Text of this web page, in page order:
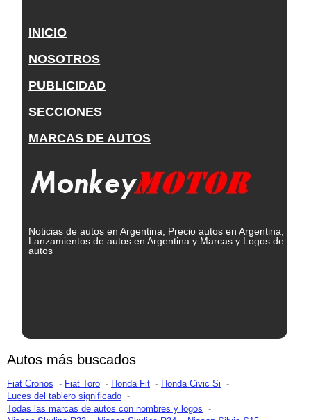
INICIO
NOSOTROS
PUBLICIDAD
SECCIONES
MARCAS DE AUTOS
Noticias de autos en Argentina, Precio autos en Argentina,
Lanzamientos de autos en Argentina y Marcas y Logos de
autos
Autos más buscados
Fiat Cronos Fiat Toro Honda Fit
Honda Civic Si
Luces del tablero significado
Todas las marcas de autos con nombres y logos